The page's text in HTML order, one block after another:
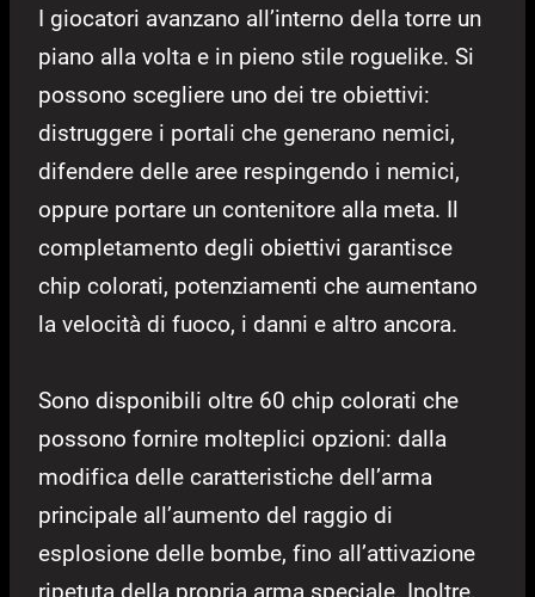
I giocatori avanzano all’interno della torre un
piano alla volta e in pieno stile roguelike. Si
possono scegliere uno dei tre obiettivi:
distruggere i portali che generano nemici,
difendere delle aree respingendo i nemici,
oppure portare un contenitore alla meta. Il
completamento degli obiettivi garantisce
chip colorati, potenziamenti che aumentano
la velocità di fuoco, i danni e altro ancora.
Sono disponibili oltre 60 chip colorati che
possono fornire molteplici opzioni: dalla
modifica delle caratteristiche dell’arma
principale all’aumento del raggio di
esplosione delle bombe, fino all’attivazione